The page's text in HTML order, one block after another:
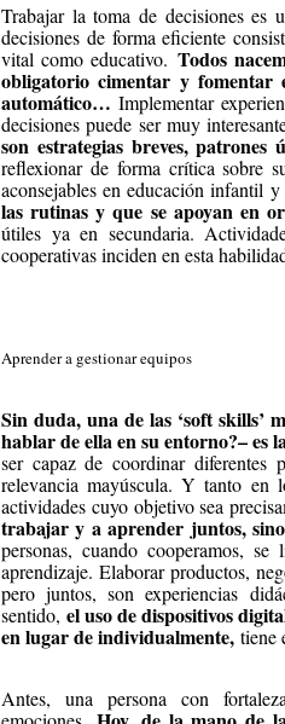
Trabajar la toma de decisiones es
decisiones de forma eficiente
vital como educativo. Todos
obligatorio cimentar y fomentar
automático… Implementar
decisiones puede ser muy
son estrategias breves,
reflexionar de forma crítica sobre
aconsejables en educación infantil
las rutinas y que se apoyan en
útiles ya en secundaria.
cooperativas inciden en esta
Aprender a gestionar equipos
Sin duda, una de las ‘soft skills’
hablar de ella en su entorno?– es
ser capaz de coordinar
relevancia mayúscula. Y tanto en
actividades cuyo objetivo sea
trabajar y a aprender juntos,
personas, cuando cooperamos,
aprendizaje. Elaborar productos,
pero juntos, son experiencias
sentido, el uso de dispositivos
en lugar de individualmente, tiene
Antes, una persona con